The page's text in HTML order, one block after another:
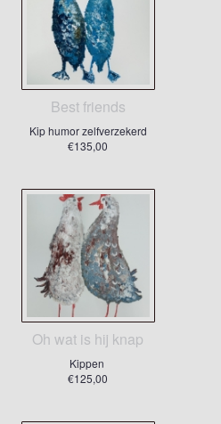
Best friends
Kip humor zelfverzekerd
€135,00
Oh wat is hij knap
Kippen
€125,00